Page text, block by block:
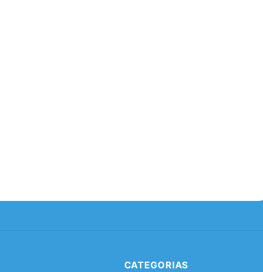
CATEGORIAS